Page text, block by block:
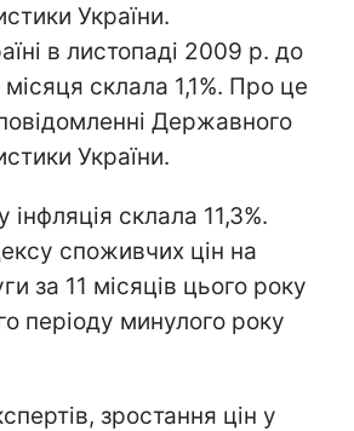
України.
в листопаді 2009 р. до
склала 1,1%. Про це
Державного
України.
інфляція склала 11,3%.
споживчих цін на
за 11 місяців цього року
періоду минулого року
зростання цін у